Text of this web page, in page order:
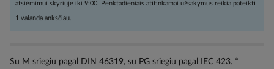
atsiėmimui skyriuje iki 9:00. Penktadieniais atitinkamai užsakymus reikia pateikti
1 valanda anksčiau.
Su M sriegiu pagal DIN 46319, su PG sriegiu pagal IEC 423. *